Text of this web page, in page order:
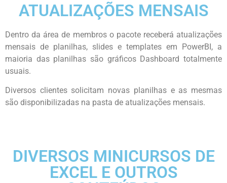
ATUALIZAÇÕES MENSAIS
Dentro da área de membros o pacote receberá atualizações
mensais de planilhas, slides e templates em PowerBI, a
maioria das planilhas são gráficos Dashboard totalmente
usuais.
Diversos clientes solicitam novas planilhas e as mesmas
são disponibilizadas na pasta de atualizações mensais.
DIVERSOS MINICURSOS DE
EXCEL E OUTROS